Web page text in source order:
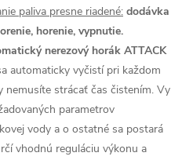
paliva presne riadené: dodávka
horenie, vypnutie.
nerezový horák ATTACK
automaticky vyčistí pri každom
nemusíte strácať čas čistením. Vy
parametrov
vody a o ostatné sa postará
vhodnú reguláciu výkonu a